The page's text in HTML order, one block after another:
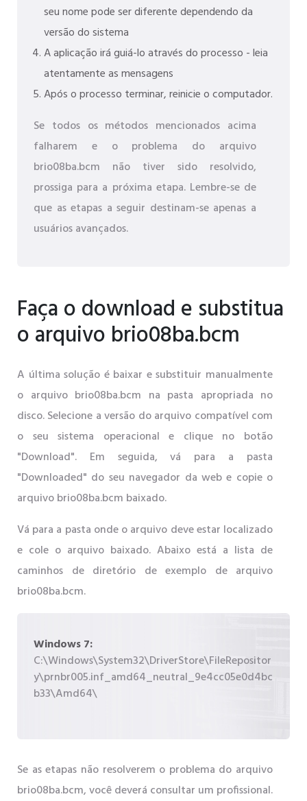
seu nome pode ser diferente dependendo da
versão do sistema
A aplicação irá guiá-lo através do processo - leia
atentamente as mensagens
Após o processo terminar, reinicie o computador.
Se todos os métodos mencionados acima
falharem e o problema do arquivo
brio08ba.bcm não tiver sido resolvido,
prossiga para a próxima etapa. Lembre-se de
que as etapas a seguir destinam-se apenas a
usuários avançados.
Faça o download e substitua
o arquivo brio08ba.bcm
A última solução é baixar e substituir manualmente
o arquivo brio08ba.bcm na pasta apropriada no
disco. Selecione a versão do arquivo compatível com
o seu sistema operacional e clique no botão
"Download". Em seguida, vá para a pasta
"Downloaded" do seu navegador da web e copie o
arquivo brio08ba.bcm baixado.
Vá para a pasta onde o arquivo deve estar localizado
e cole o arquivo baixado. Abaixo está a lista de
caminhos de diretório de exemplo de arquivo
brio08ba.bcm.
Windows 7:
C:\Windows\System32\DriverStore\FileRepositor
y\prnbr005.inf_amd64_neutral_9e4cc05e0d4bc
b33\Amd64\
Se as etapas não resolverem o problema do arquivo
brio08ba.bcm, você deverá consultar um profissional.